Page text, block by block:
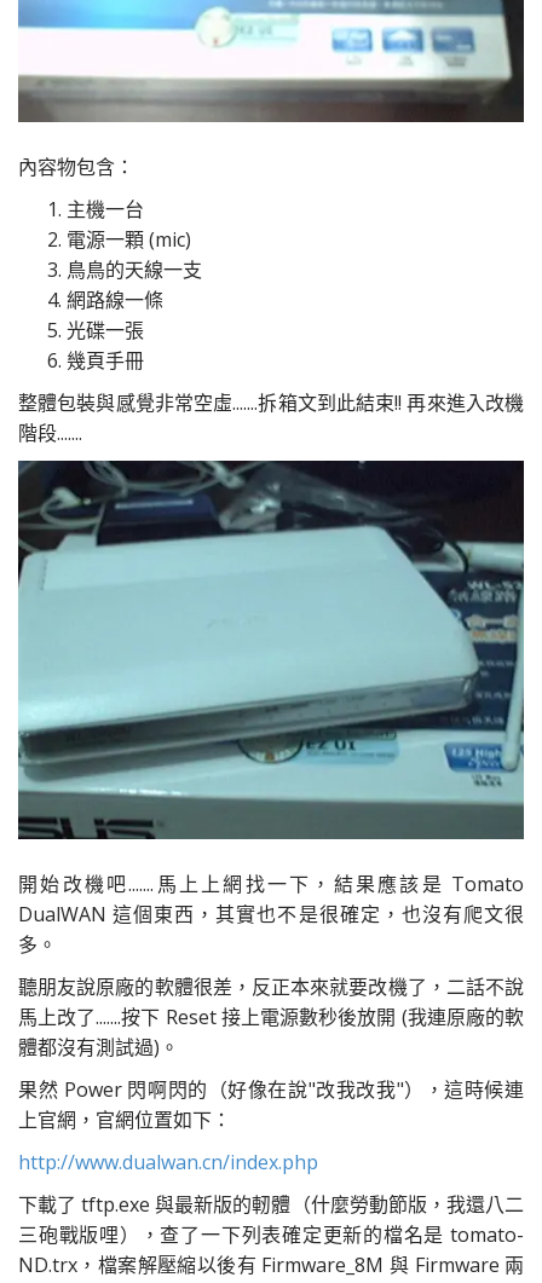
內容物包含：
主機一台
電源一顆 (mic)
鳥鳥的天線一支
網路線一條
光碟一張
幾頁手冊
整體包裝與感覺非常空虛.......拆箱文到此結束!! 再來進入改機
階段.......
開始改機吧.......馬上上網找一下，結果應該是 Tomato
DualWAN 這個東西，其實也不是很確定，也沒有爬文很
多。
聽朋友說原廠的軟體很差，反正本來就要改機了，二話不說
馬上改了.......按下 Reset 接上電源數秒後放開 (我連原廠的軟
體都沒有測試過)。
果然 Power 閃啊閃的（好像在說"改我改我"），這時候連
上官網，官網位置如下：
http://www.dualwan.cn/index.php
下載了 tftp.exe 與最新版的軔體（什麼勞動節版，我還八二
三砲戰版哩），查了一下列表確定更新的檔名是 tomato-
ND.trx，檔案解壓縮以後有 Firmware_8M 與 Firmware 兩